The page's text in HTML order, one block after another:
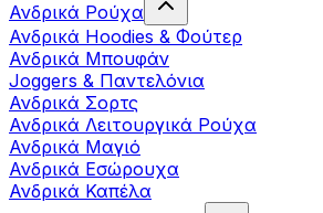
Ανδρικά Ρούχα
Ανδρικά Hoodies & Φούτερ
Ανδρικά Μπουφάν
Joggers & Παντελόνια
Ανδρικά Σορτς
Ανδρικά Λειτουργικά Ρούχα
Ανδρικά Μαγιό
Ανδρικά Εσώρουχα
Ανδρικά Καπέλα